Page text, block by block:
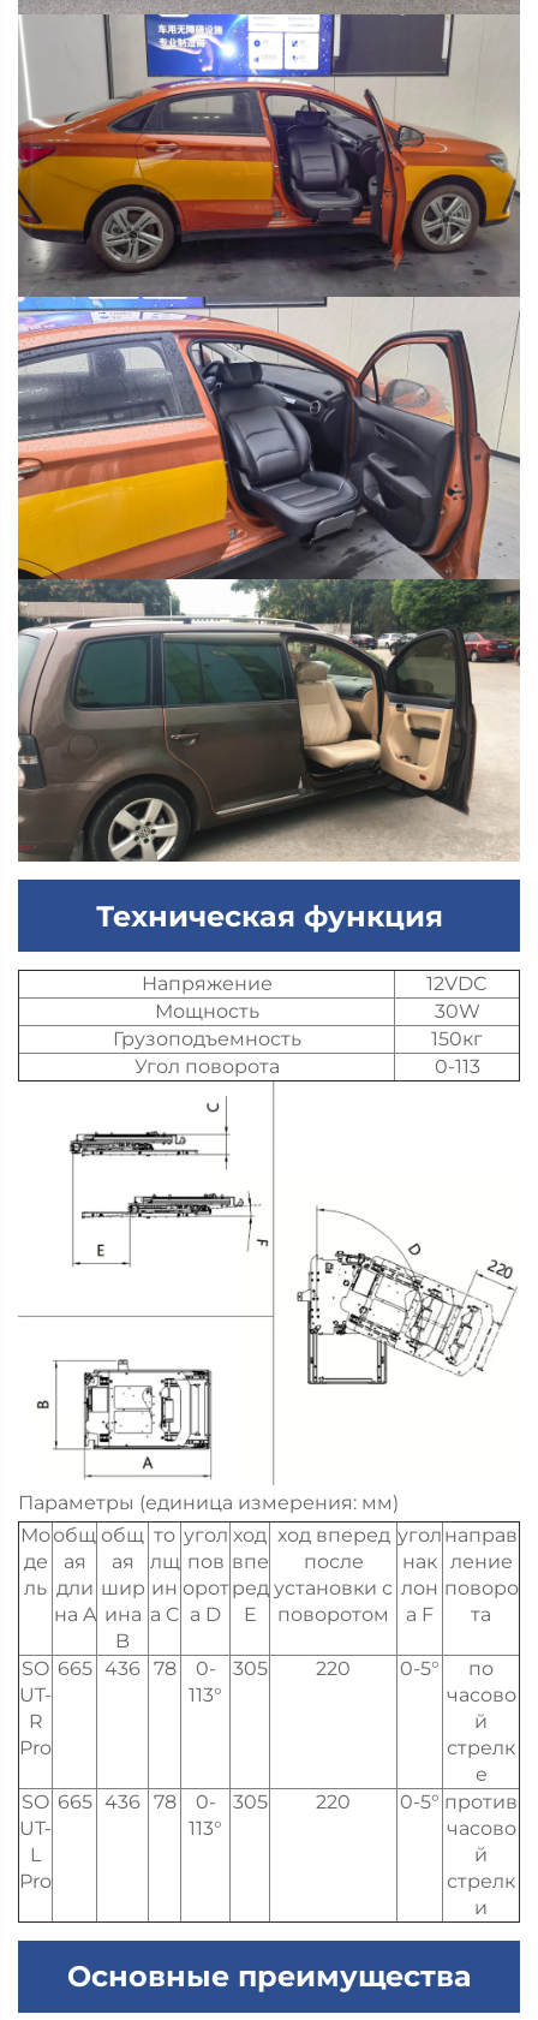
Техническая функция
Напряжение
12VDC
Мощность
30W
Грузоподъемность
150кг
Угол поворота
0-113
Параметры (единица измерения: мм)
Мо
де
ль
общ
ая
дли
на A
общ
ая
шир
ина
B
то
лщ
ин
а C
угол
пов
орот
а D
ход
впе
ред
E
ход вперед
после
установки с
поворотом
угол
нак
лон
а F
направ
ление
поворо
та
SO
UT-
R
Pro
665 436 78
0-
113°
305 220 0-5°
по
часово
й
стрелк
е
SO
UT-
L
Pro
665 436 78
0-
113°
305 220 0-5° против
часово
й
стрелк
и
Основные преимущества